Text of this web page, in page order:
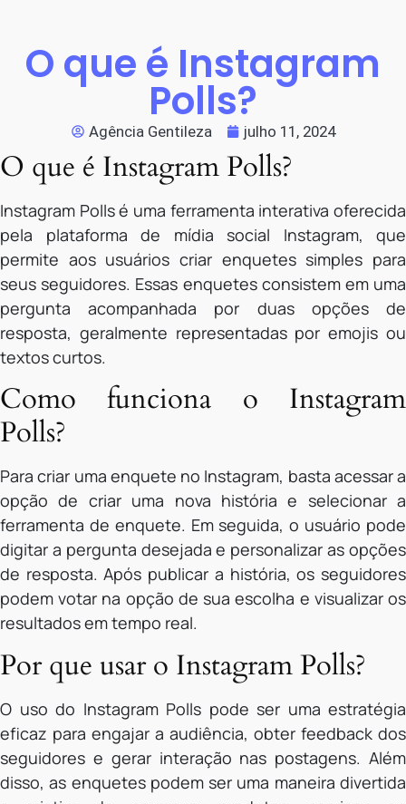
O que é Instagram
Polls?
Agência Gentileza julho 11, 2024
O que é Instagram Polls?
Instagram Polls é uma ferramenta interativa oferecida
pela plataforma de mídia social Instagram, que
permite aos usuários criar enquetes simples para
seus seguidores. Essas enquetes consistem em uma
pergunta acompanhada por duas opções de
resposta, geralmente representadas por emojis ou
textos curtos.
Como funciona o Instagram
Polls?
Para criar uma enquete no Instagram, basta acessar a
opção de criar uma nova história e selecionar a
ferramenta de enquete. Em seguida, o usuário pode
digitar a pergunta desejada e personalizar as opções
de resposta. Após publicar a história, os seguidores
podem votar na opção de sua escolha e visualizar os
resultados em tempo real.
Por que usar o Instagram Polls?
O uso do Instagram Polls pode ser uma estratégia
eficaz para engajar a audiência, obter feedback dos
seguidores e gerar interação nas postagens. Além
disso, as enquetes podem ser uma maneira divertida